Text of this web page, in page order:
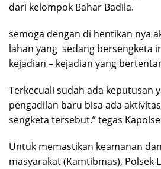
dari kelompok Bahar Badila.
semoga dengan di hentikan nya
lahan yang sedang bersengketa
kejadian – kejadian yang
‎Terkecuali sudah ada keputusan
pengadilan baru bisa ada
sengketa tersebut.” tegas
‎Untuk memastikan keamanan
masyarakat (Kamtibmas), Polsek